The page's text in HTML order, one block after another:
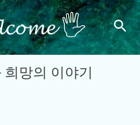
너뛰기 🖐
망의 이야기